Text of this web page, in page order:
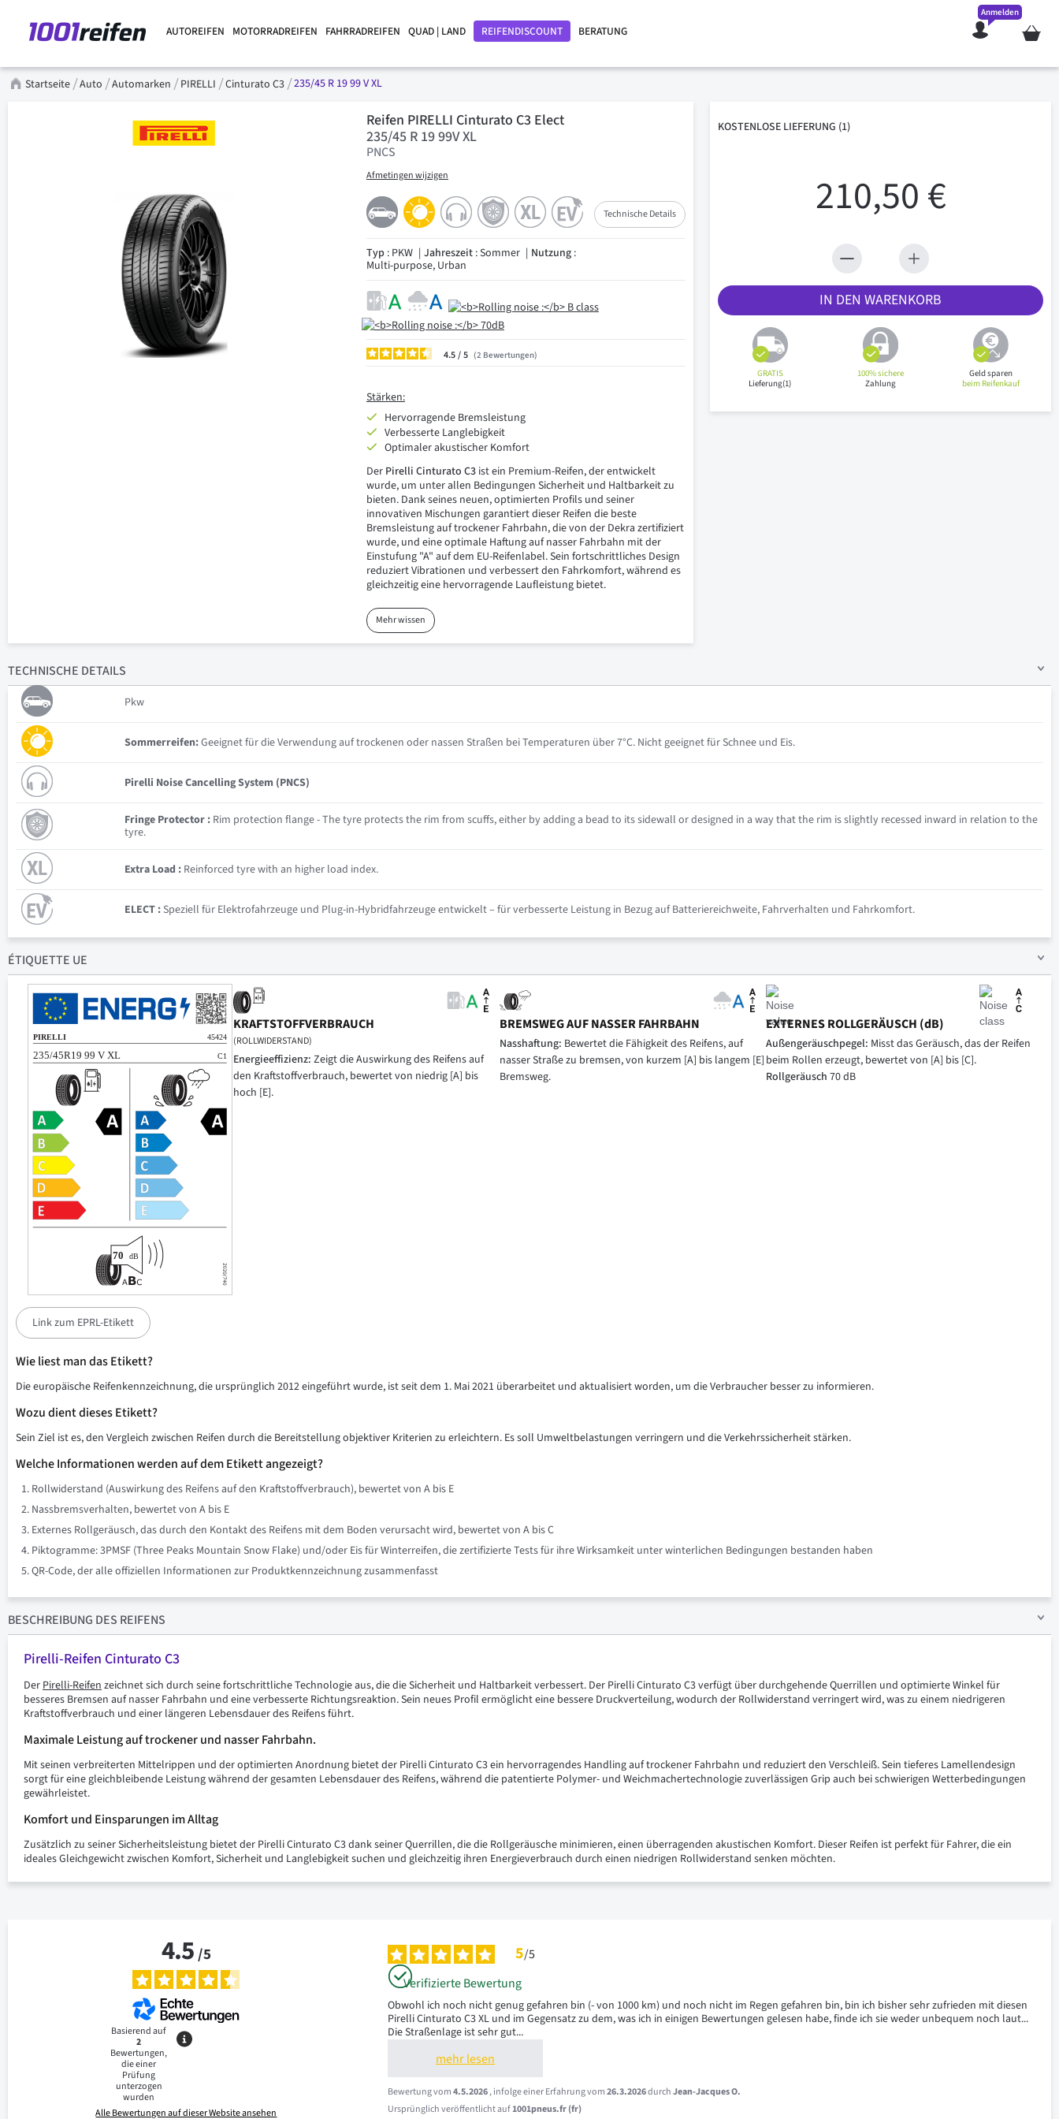
AUTOREIFEN MOTORRADREIFEN FAHRRADREIFEN QUAD | LAND REIFENDISCOUNT BERATUNG Mein
Anmelden
Startseite Auto Automarken PIRELLI Cinturato C3 235/45 R 19 99 V XL
Reifen PIRELLI Cinturato C3 Elect
235/45 R 19 99V XL
PNCS
Afmetingen wijzigen
Technische Details
Typ: PKW Jahreszeit: Sommer Nutzung:
Multi-purpose, Urban
4.5/ 2 Bewertungen
Stärken:
Hervorragende Bremsleistung
Verbesserte Langlebigkeit
Optimaler akustischer Komfort
DerPirelli Cinturato C3ist ein Premium-Reifen, der entwickelt
wurde, um unter allen Bedingungen Sicherheit und Haltbarkeit zu
bieten. Dank seines neuen, optimierten Profils und seiner
innovativen Mischungen garantiert dieser Reifen die beste
Bremsleistung auf trockener Fahrbahn, die von der Dekra zertifiziert
wurde, und eine optimale Haftung auf nasser Fahrbahn mit der
Einstufung "A" auf dem EU-Reifenlabel. Sein fortschrittliches Design
reduziert Vibrationen und verbessert den Fahrkomfort, während es
gleichzeitig eine hervorragende Laufleistung bietet.
Mehr wissen
KOSTENLOSE LIEFERUNG (1)
210,50 €
IN DEN WARENKORB
GRATIS
Lieferung(1)
100% sichere
Zahlung
Geld sparen
beim Reifenkauf
TECHNISCHE DETAILS
Pkw
Sommerreifen:Geeignet für die Verwendung auf trockenen oder nassen Straßen bei Temperaturen über 7°C. Nicht geeignet für Schnee und Eis.
Pirelli Noise Cancelling System (PNCS)
Fringe Protector : Rim protection flange - The tyre protects the rim from scuffs, either by adding a bead to its sidewall or designed in a way that the rim is slightly recessed inward in relation to the
tyre.
Extra Load : Reinforced tyre with an higher load index.
ELECT :Speziell für Elektrofahrzeuge und Plug-in-Hybridfahrzeuge entwickelt – für verbesserte Leistung in Bezug auf Batteriereichweite, Fahrverhalten und Fahrkomfort.
ÉTIQUETTE UE
KRAFTSTOFFVERBRAUCH
(ROLLWIDERSTAND)
Energieeffizienz: Zeigt die Auswirkung des Reifens auf
den Kraftstoffverbrauch, bewertet von niedrig [A] bis
hoch [E].
BREMSWEG AUF NASSER FAHRBAHN
Nasshaftung: Bewertet die Fähigkeit des Reifens, auf
nasser Straße zu bremsen, von kurzem [A] bis langem [E]
Bremsweg.
EXTERNES ROLLGERÄUSCH (dB)
Außengeräuschpegel: Misst das Geräusch, das der Reifen
beim Rollen erzeugt, bewertet von [A] bis [C].
Rollgeräusch 70 dB
Link zum EPRL-Etikett
Wie liest man das Etikett?
Die europäische Reifenkennzeichnung, die ursprünglich 2012 eingeführt wurde, ist seit dem 1. Mai 2021 überarbeitet und aktualisiert worden, um die Verbraucher besser zu informieren.
Wozu dient dieses Etikett?
Sein Ziel ist es, den Vergleich zwischen Reifen durch die Bereitstellung objektiver Kriterien zu erleichtern. Es soll Umweltbelastungen verringern und die Verkehrssicherheit stärken.
Welche Informationen werden auf dem Etikett angezeigt?
Rollwiderstand (Auswirkung des Reifens auf den Kraftstoffverbrauch), bewertet von A bis E
Nassbremsverhalten, bewertet von A bis E
Externes Rollgeräusch, das durch den Kontakt des Reifens mit dem Boden verursacht wird, bewertet von A bis C
Piktogramme: 3PMSF (Three Peaks Mountain Snow Flake) und/oder Eis für Winterreifen, die zertifizierte Tests für ihre Wirksamkeit unter winterlichen Bedingungen bestanden haben
QR-Code, der alle offiziellen Informationen zur Produktkennzeichnung zusammenfasst
BESCHREIBUNG DES REIFENS
Pirelli-Reifen Cinturato C3
DerPirelli-Reifenzeichnet sich durch seine fortschrittliche Technologie aus, die die Sicherheit und Haltbarkeit verbessert. Der Pirelli Cinturato C3 verfügt über durchgehende Querrillen und optimierte Winkel für
besseres Bremsen auf nasser Fahrbahn und eine verbesserte Richtungsreaktion. Sein neues Profil ermöglicht eine bessere Druckverteilung, wodurch der Rollwiderstand verringert wird, was zu einem niedrigeren
Kraftstoffverbrauch und einer längeren Lebensdauer des Reifens führt.
Maximale Leistung auf trockener und nasser Fahrbahn.
Mit seinen verbreiterten Mittelrippen und der optimierten Anordnung bietet der Pirelli Cinturato C3 ein hervorragendes Handling auf trockener Fahrbahn und reduziert den Verschleiß. Sein tieferes Lamellendesign
sorgt für eine gleichbleibende Leistung während der gesamten Lebensdauer des Reifens, während die patentierte Polymer- und Weichmachertechnologie zuverlässigen Grip auch bei schwierigen Wetterbedingungen
gewährleistet.
Komfort und Einsparungen im Alltag
Zusätzlich zu seiner Sicherheitsleistung bietet der Pirelli Cinturato C3 dank seiner Querrillen, die die Rollgeräusche minimieren, einen überragenden akustischen Komfort. Dieser Reifen ist perfekt für Fahrer, die ein
ideales Gleichgewicht zwischen Komfort, Sicherheit und Langlebigkeit suchen und gleichzeitig ihren Energieverbrauch durch einen niedrigen Rollwiderstand senken möchten.
4.5/5
Basierend auf
2
Bewertungen,
die einer
Prüfung
unterzogen
wurden
Alle Bewertungen auf dieser Website ansehen
5/5
Verifizierte Bewertung
Obwohl ich noch nicht genug gefahren bin (- von 1000 km) und noch nicht im Regen gefahren bin, bin ich bisher sehr zufrieden mit diesen
Pirelli Cinturato C3 XL und im Gegensatz zu dem, was ich in einigen Bewertungen gelesen habe, finde ich sie weder unbequem noch laut...
Die Straßenlage ist sehr gut...
mehr lesen
Bewertung vom4.5.2026, infolge einer Erfahrung vom26.3.2026durchJean-Jacques O.
Ursprünglich veröffentlicht auf1001pneus.fr (fr)